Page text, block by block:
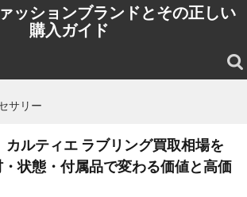
ッションブランドとその正しい
購入ガイド
サリー
カルティエ ラブリング買取相場を
状態・付属品で変わる価値と高価